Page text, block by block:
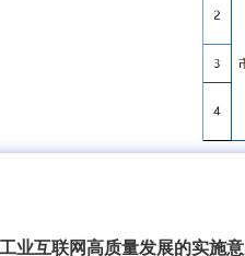
业互联网高质量发展的实施